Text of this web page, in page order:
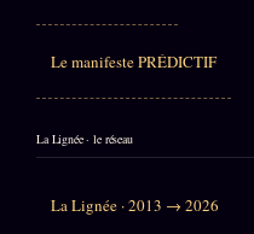
Le manifeste PRÉDICTIF
La Lignée · le réseau
La Lignée · 2013 → 2026